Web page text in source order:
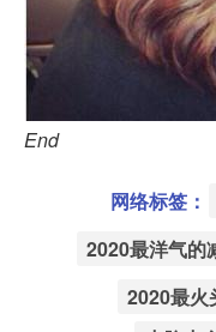
End
网络标签：
2020最洋气的
2020最火